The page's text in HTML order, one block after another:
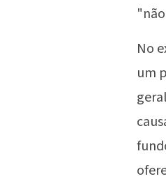
No
um